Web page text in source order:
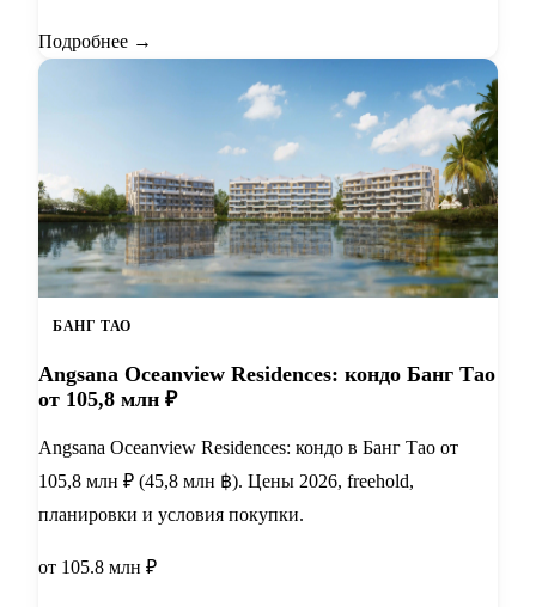
Подробнее →
БАНГ ТАО
Angsana Oceanview Residences: кондо Банг Тао
от 105,8 млн ₽
Angsana Oceanview Residences: кондо в Банг Тао от
105,8 млн ₽ (45,8 млн ฿). Цены 2026, freehold,
планировки и условия покупки.
от 105.8 млн ₽